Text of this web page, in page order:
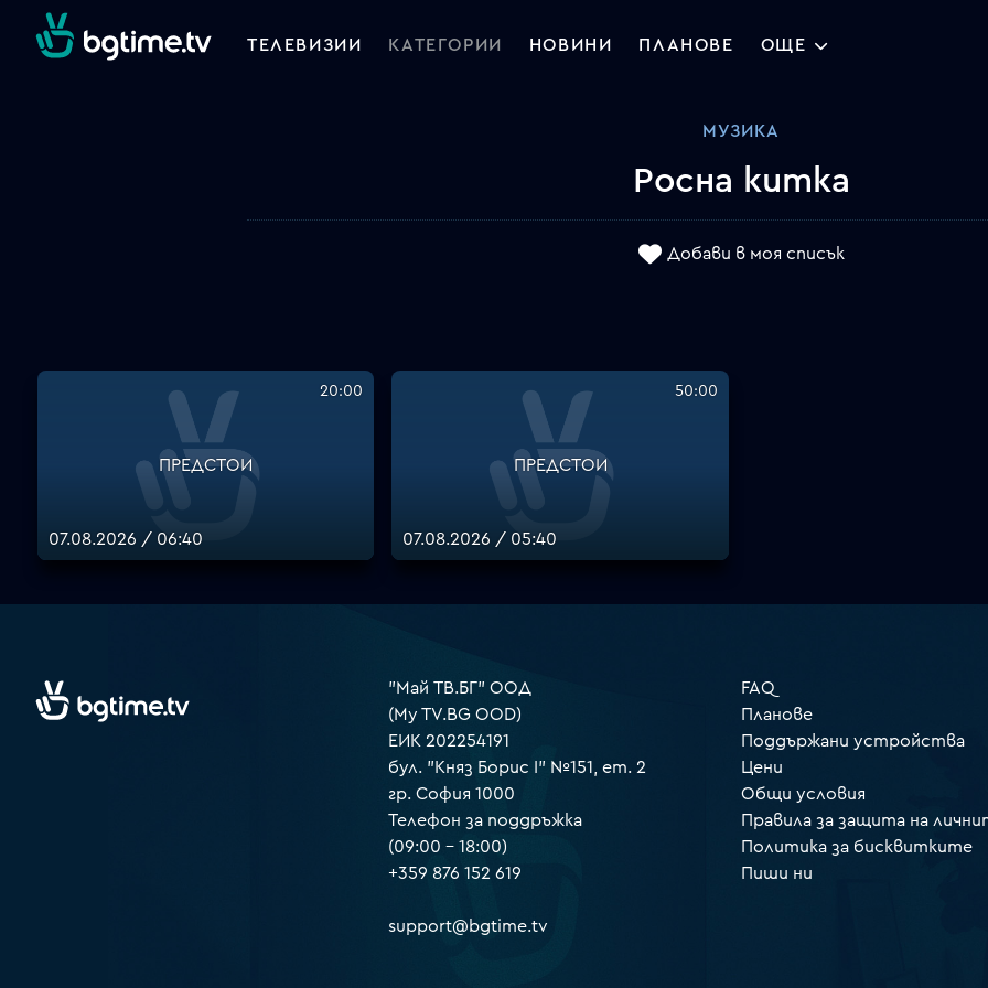
ТЕЛЕВИЗИИ КАТЕГОРИИ НОВИНИ ПЛАНОВЕ ОЩЕ
МУЗИКА
Росна китка
Добави в моя списък
ПРЕДСТОИ
20:00
07.08.2026 / 06:40
ПРЕДСТОИ
50:00
07.08.2026 / 05:40
"Май ТВ.БГ" ООД
(My TV.BG OOD)
ЕИК 202254191
бул. "Княз Борис I" №151, ет. 2
гр. София 1000
Телефон за поддръжка
(09:00 – 18:00)
+359 876 152 619
support@bgtime.tv
FAQ
Планове
Поддържани устройства
Цени
Общи условия
Правила за защита на
Политика за бисквитките
Пиши ни